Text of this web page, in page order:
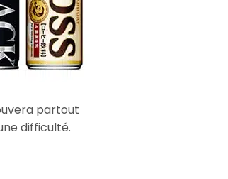
partout
difficulté.